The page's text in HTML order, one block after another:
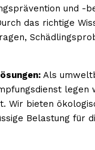
und -
das richtige
Als
legen
Wir bieten
Belastung für